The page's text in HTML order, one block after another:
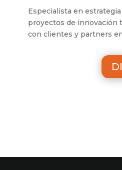
Especialista en
proyectos de innovación
con clientes y partners